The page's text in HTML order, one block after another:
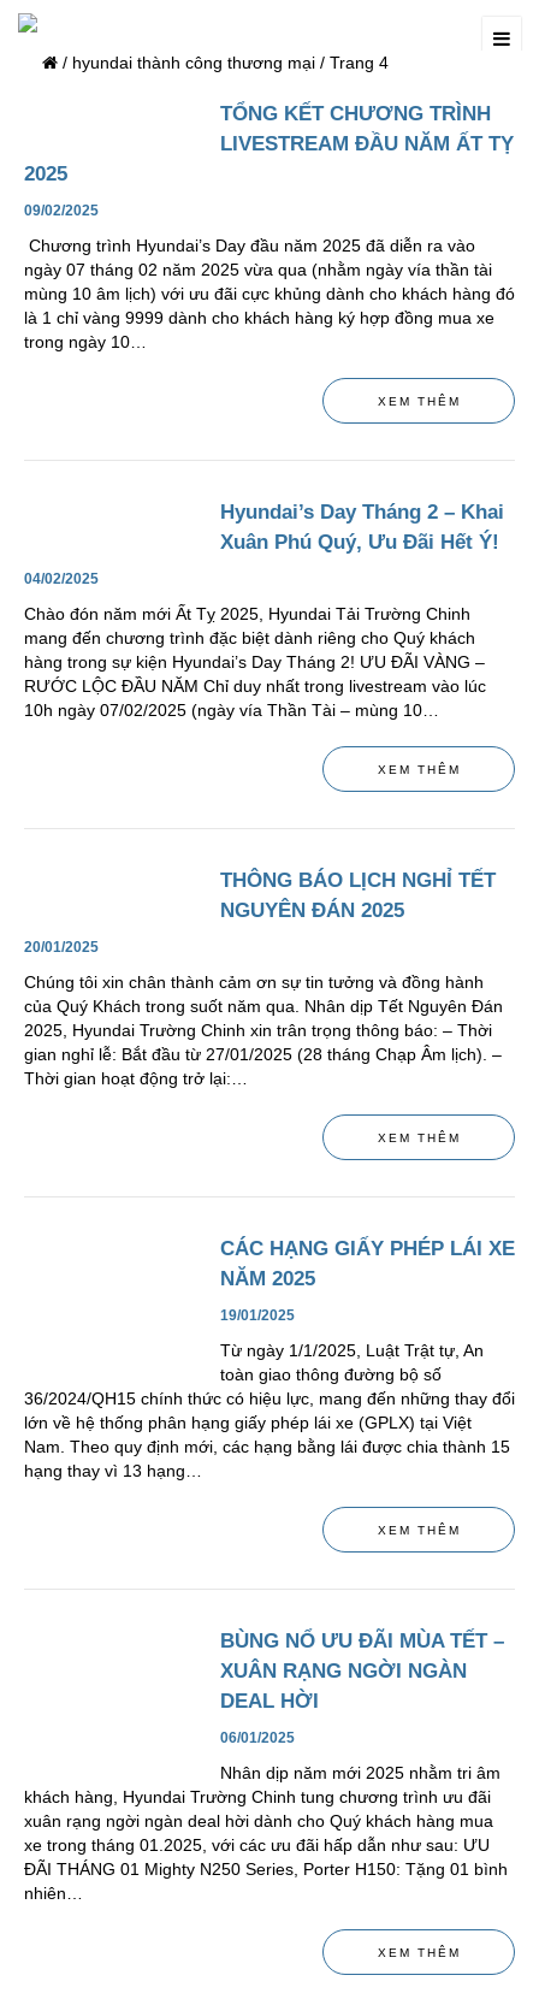
/ hyundai thành công thương mại / Trang 4
TỔNG KẾT CHƯƠNG TRÌNH
LIVESTREAM ĐẦU NĂM ẤT TỴ
2025
09/02/2025
Chương trình Hyundai’s Day đầu năm 2025 đã diễn ra vào
ngày 07 tháng 02 năm 2025 vừa qua (nhằm ngày vía thần tài
mùng 10 âm lịch) với ưu đãi cực khủng dành cho khách hàng đó
là 1 chỉ vàng 9999 dành cho khách hàng ký hợp đồng mua xe
trong ngày 10…
XEM THÊM
Hyundai’s Day Tháng 2 – Khai
Xuân Phú Quý, Ưu Đãi Hết Ý!
04/02/2025
Chào đón năm mới Ất Tỵ 2025, Hyundai Tải Trường Chinh
mang đến chương trình đặc biệt dành riêng cho Quý khách
hàng trong sự kiện Hyundai’s Day Tháng 2! ƯU ĐÃI VÀNG –
RƯỚC LỘC ĐẦU NĂM Chỉ duy nhất trong livestream vào lúc
10h ngày 07/02/2025 (ngày vía Thần Tài – mùng 10…
XEM THÊM
THÔNG BÁO LỊCH NGHỈ TẾT
NGUYÊN ĐÁN 2025
20/01/2025
Chúng tôi xin chân thành cảm ơn sự tin tưởng và đồng hành
của Quý Khách trong suốt năm qua. Nhân dịp Tết Nguyên Đán
2025, Hyundai Trường Chinh xin trân trọng thông báo: – Thời
gian nghỉ lễ: Bắt đầu từ 27/01/2025 (28 tháng Chạp Âm lịch). –
Thời gian hoạt động trở lại:…
XEM THÊM
CÁC HẠNG GIẤY PHÉP LÁI XE
NĂM 2025
19/01/2025
Từ ngày 1/1/2025, Luật Trật tự, An
toàn giao thông đường bộ số
36/2024/QH15 chính thức có hiệu lực, mang đến những thay đổi
lớn về hệ thống phân hạng giấy phép lái xe (GPLX) tại Việt
Nam. Theo quy định mới, các hạng bằng lái được chia thành 15
hạng thay vì 13 hạng…
XEM THÊM
BÙNG NỔ ƯU ĐÃI MÙA TẾT –
XUÂN RẠNG NGỜI NGÀN
DEAL HỜI
06/01/2025
Nhân dịp năm mới 2025 nhằm tri âm
khách hàng, Hyundai Trường Chinh tung chương trình ưu đãi
xuân rạng ngời ngàn deal hời dành cho Quý khách hàng mua
xe trong tháng 01.2025, với các ưu đãi hấp dẫn như sau: ƯU
ĐÃI THÁNG 01 Mighty N250 Series, Porter H150: Tặng 01 bình
nhiên…
XEM THÊM